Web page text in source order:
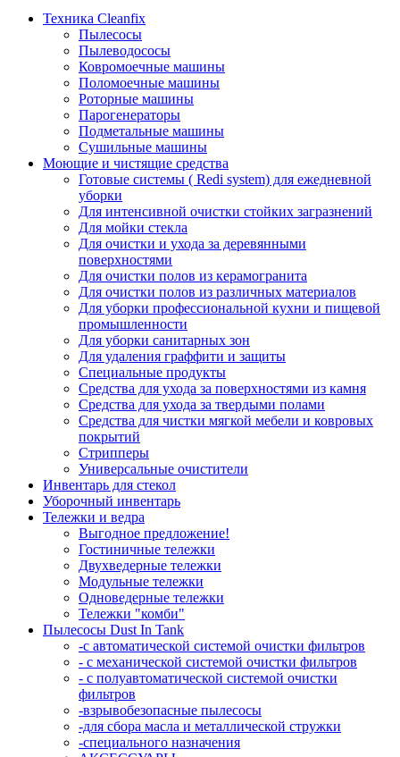
Техника Cleanfix
Пылесосы
Пылеводососы
Ковромоечные машины
Поломоечные машины
Роторные машины
Парогенераторы
Подметальные машины
Сушильные машины
Моющие и чистящие средства
Готовые системы ( Redi system) для ежедневной
уборки
Для интенсивной очистки стойких загразнений
Для мойки стекла
Для очистки и ухода за деревянными
поверхностями
Для очистки полов из керамогранита
Для очистки полов из различных материалов
Для уборки профессиональной кухни и пищевой
промышленности
Для уборки санитарных зон
Для удаления граффити и защиты
Специальные продукты
Средства для ухода за поверхностями из камня
Средства для ухода за твердыми полами
Средства для чистки мягкой мебели и ковровых
покрытий
Стрипперы
Универсальные очистители
Инвентарь для стекол
Уборочный инвентарь
Тележки и ведра
Выгодное предложение!
Гостиничные тележки
Двухведерные тележки
Модульные тележки
Одноведерные тележки
Тележки "комби"
Пылесосы Dust In Tank
-с автоматической системой очистки фильтров
- с механической системой очистки фильтров
- с полуавтоматической системой очистки
фильтров
-взрывобезопасные пылесосы
-для сбора масла и металлической стружки
-специального назначения